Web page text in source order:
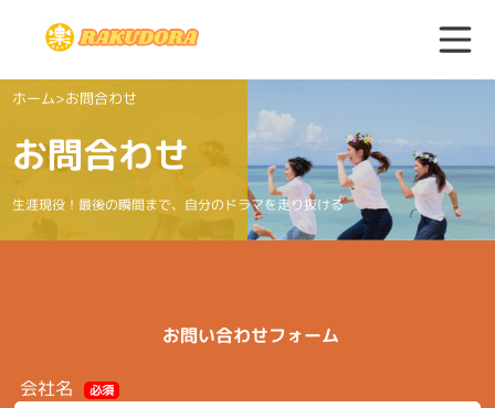
ホーム>お問合わせ
お問合わせ
生涯現役！最後の瞬間まで、自分のドラマを走り抜ける
お問い合わせフォーム
会社名 必須